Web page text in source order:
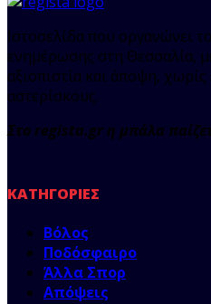
Ιστοσελίδα που οργανώνει
ενημέρωσης στη Θεσσαλία,
αξιοπιστία και άποψη, χωρίς
αστερίσκους.
Στο regista.gr η μπάλα
ΚΑΤΗΓΟΡΊΕΣ
Βόλος
Ποδόσφαιρο
Άλλα Σπορ
Απόψεις